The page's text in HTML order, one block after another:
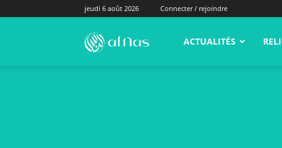
jeudi 6 août 2026 Connecter / rejoindre
alNas.fr ACTUALITÉS